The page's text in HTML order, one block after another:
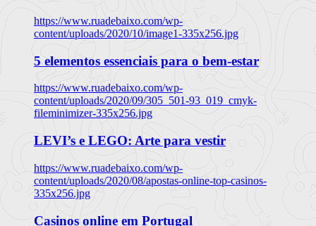
https://www.ruadebaixo.com/wp-
content/uploads/2020/10/image1-335x256.jpg
5 elementos essenciais para o bem-estar
https://www.ruadebaixo.com/wp-
content/uploads/2020/09/305_501-93_019_cmyk-
fileminimizer-335x256.jpg
LEVI’s e LEGO: Arte para vestir
https://www.ruadebaixo.com/wp-
content/uploads/2020/08/apostas-online-top-casinos-
335x256.jpg
Casinos online em Portugal